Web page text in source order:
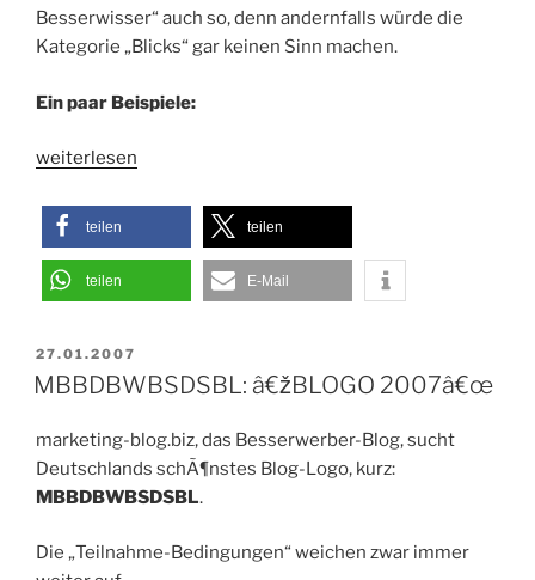
Besserwisser“ auch so, denn andernfalls würde die
Kategorie „Blicks“ gar keinen Sinn machen.
Ein paar Beispiele:
„Abgeharkt:
2007“
weiterlesen
teilen teilen
teilen E-Mail
VERÖFFENTLICHT
AM
27.01.2007
MBBDBWBSDSBL: â€žBLOGO 2007â€œ
marketing-blog.biz, das Besserwerber-Blog, sucht
Deutschlands schÃ¶nstes Blog-Logo, kurz:
MBBDBWBSDSBL.
Die „Teilnahme-Bedingungen“ weichen zwar immer